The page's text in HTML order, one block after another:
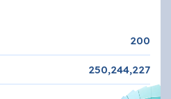
200
250,244,227